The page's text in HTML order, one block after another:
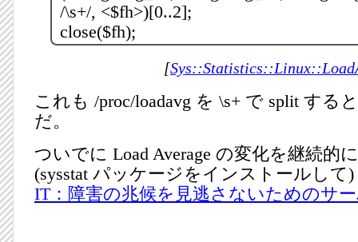
/\s+/, <$fh>)[0..2];
close($fh);
[
これも /proc/loadavg を \s+ で split する
だ。
ついでに Load Average の変化を継続的
(sysstat パッケージをインストールして)
IT：障害の兆候を見逃さないためのサ